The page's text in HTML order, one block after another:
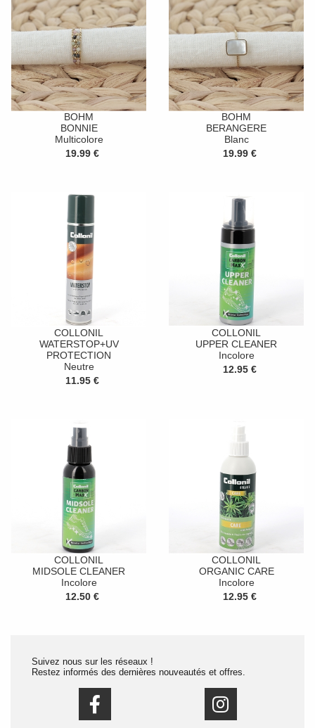
BOHM
BONNIE
Multicolore
19.99 €
BOHM
BERANGERE
Blanc
19.99 €
COLLONIL
WATERSTOP+UV
PROTECTION
Neutre
11.95 €
COLLONIL
UPPER CLEANER
Incolore
12.95 €
COLLONIL
MIDSOLE CLEANER
Incolore
12.50 €
COLLONIL
ORGANIC CARE
Incolore
12.95 €
Suivez nous sur les réseaux !
Restez informés des dernières nouveautés et offres.